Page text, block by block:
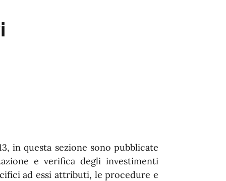
in questa sezione sono pubblicate
e verifica degli investimenti
ad essi attributi, le procedure e